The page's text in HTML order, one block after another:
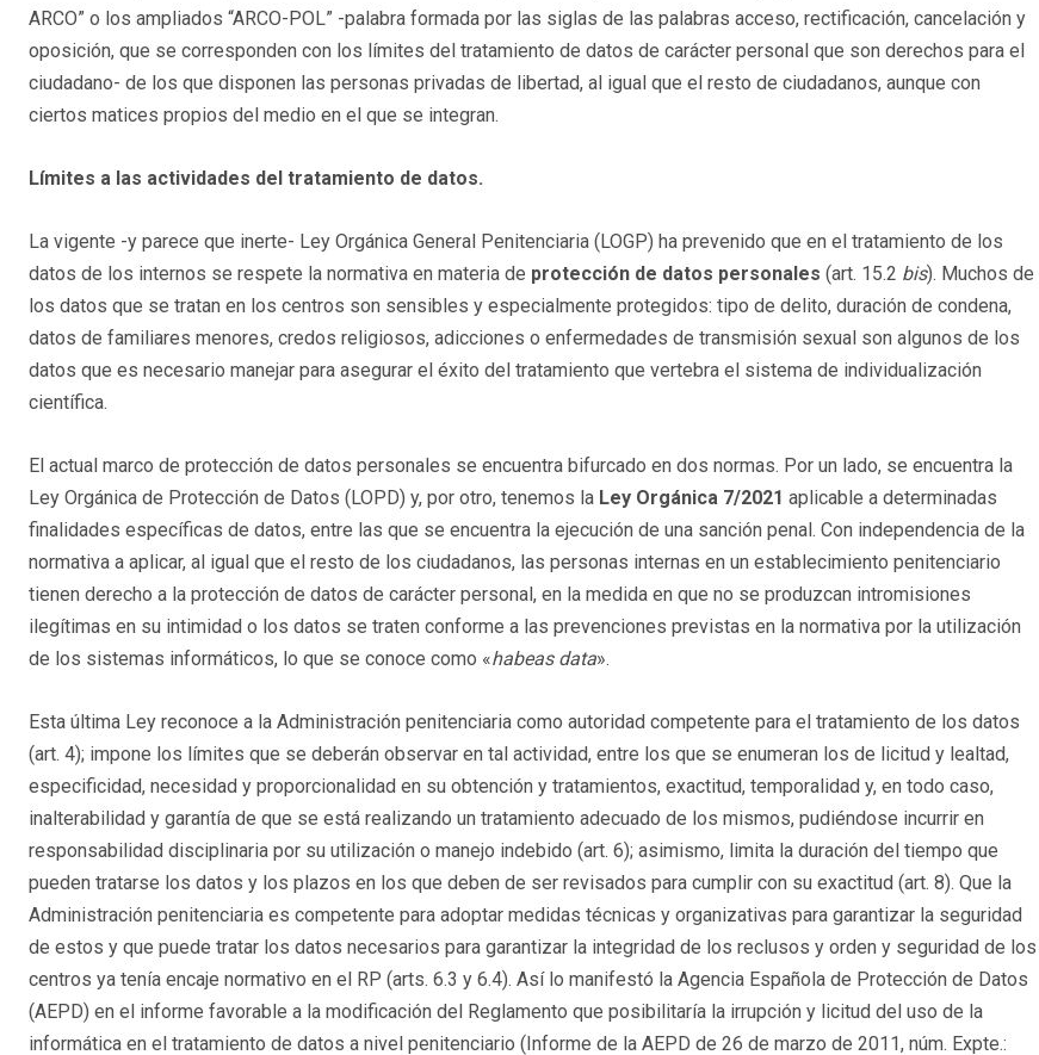
ARCO” o los ampliados “ARCO-POL” -palabra formada por las siglas de las palabras acceso, rectificación, cancelación y
oposición, que se corresponden con los límites del tratamiento de datos de carácter personal que son derechos para el
ciudadano- de los que disponen las personas privadas de libertad, al igual que el resto de ciudadanos, aunque con
ciertos matices propios del medio en el que se integran.
Límites a las actividades del tratamiento de datos.
La vigente -y parece que inerte- Ley Orgánica General Penitenciaria (LOGP) ha prevenido que en el tratamiento de los
datos de los internos se respete la normativa en materia de protección de datos personales (art. 15.2 bis). Muchos de
los datos que se tratan en los centros son sensibles y especialmente protegidos: tipo de delito, duración de condena,
datos de familiares menores, credos religiosos, adicciones o enfermedades de transmisión sexual son algunos de los
datos que es necesario manejar para asegurar el éxito del tratamiento que vertebra el sistema de individualización
científica.
El actual marco de protección de datos personales se encuentra bifurcado en dos normas. Por un lado, se encuentra la
Ley Orgánica de Protección de Datos (LOPD) y, por otro, tenemos la Ley Orgánica 7/2021 aplicable a determinadas
finalidades específicas de datos, entre las que se encuentra la ejecución de una sanción penal. Con independencia de la
normativa a aplicar, al igual que el resto de los ciudadanos, las personas internas en un establecimiento penitenciario
tienen derecho a la protección de datos de carácter personal, en la medida en que no se produzcan intromisiones
ilegítimas en su intimidad o los datos se traten conforme a las prevenciones previstas en la normativa por la utilización
de los sistemas informáticos, lo que se conoce como «habeas data».
Esta última Ley reconoce a la Administración penitenciaria como autoridad competente para el tratamiento de los datos
(art. 4); impone los límites que se deberán observar en tal actividad, entre los que se enumeran los de licitud y lealtad,
especificidad, necesidad y proporcionalidad en su obtención y tratamientos, exactitud, temporalidad y, en todo caso,
inalterabilidad y garantía de que se está realizando un tratamiento adecuado de los mismos, pudiéndose incurrir en
responsabilidad disciplinaria por su utilización o manejo indebido (art. 6); asimismo, limita la duración del tiempo que
pueden tratarse los datos y los plazos en los que deben de ser revisados para cumplir con su exactitud (art. 8). Que la
Administración penitenciaria es competente para adoptar medidas técnicas y organizativas para garantizar la seguridad
de estos y que puede tratar los datos necesarios para garantizar la integridad de los reclusos y orden y seguridad de los
centros ya tenía encaje normativo en el RP (arts. 6.3 y 6.4). Así lo manifestó la Agencia Española de Protección de Datos
(AEPD) en el informe favorable a la modificación del Reglamento que posibilitaría la irrupción y licitud del uso de la
informática en el tratamiento de datos a nivel penitenciario (Informe de la AEPD de 26 de marzo de 2011, núm. Expte.: